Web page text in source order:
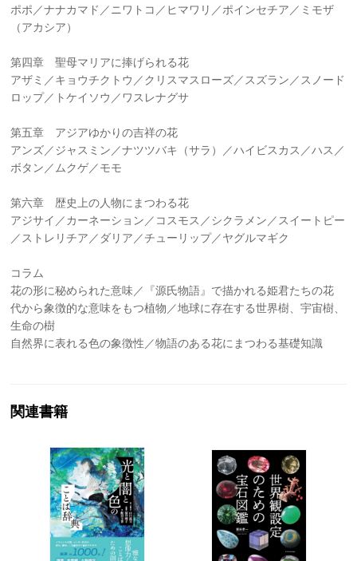
ポポ／ナナカマド／ニワトコ／ヒマワリ／ポインセチア／ミモザ
（アカシア）
第四章 聖母マリアに捧げられる花
アザミ／キョウチクトウ／クリスマスローズ／スズラン／スノード
ロップ／トケイソウ／ワスレナグサ
第五章 アジアゆかりの吉祥の花
アンズ／ジャスミン／ナツツバキ（サラ）／ハイビスカス／ハス／
ボタン／ムクゲ／モモ
第六章 歴史上の人物にまつわる花
アジサイ／カーネーション／コスモス／シクラメン／スイートピー
／ストレリチア／ダリア／チューリップ／ヤグルマギク
コラム
花の形に秘められた意味／『源氏物語』で描かれる姫君たちの花
代から象徴的な意味をもつ植物／地球に存在する世界樹、宇宙樹、
生命の樹
自然界に表れる色の象徴性／物語のある花にまつわる基礎知識
関連書籍